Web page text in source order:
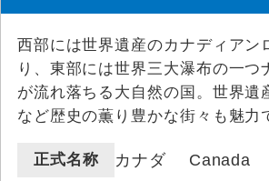
西部には世界遺産のカナディアン
り、東部には世界三大瀑布の一つ
が流れ落ちる大自然の国。世界遺
など歴史の薫り豊かな街々も魅力
正式名称 カナダ Canada